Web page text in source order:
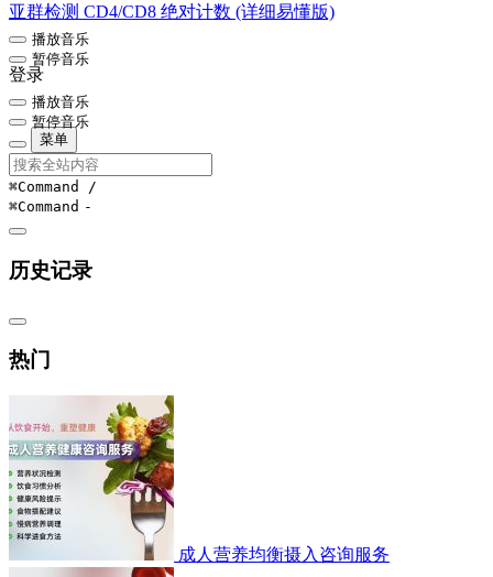
亚群检测 CD4/CD8 绝对计数 (详细易懂版)
播放音乐
暂停音乐
登录
播放音乐
暂停音乐
菜单
⌘Command /
⌘Command -
历史记录
热门
成人营养均衡摄入咨询服务